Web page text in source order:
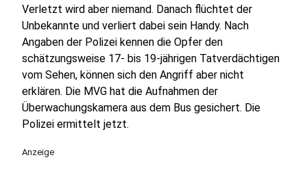
Verletzt wird aber niemand. Danach flüchtet der
Unbekannte und verliert dabei sein Handy. Nach
Angaben der Polizei kennen die Opfer den
schätzungsweise 17- bis 19-jährigen Tatverdächtigen
vom Sehen, können sich den Angriff aber nicht
erklären. Die MVG hat die Aufnahmen der
Überwachungskamera aus dem Bus gesichert. Die
Polizei ermittelt jetzt.
Anzeige